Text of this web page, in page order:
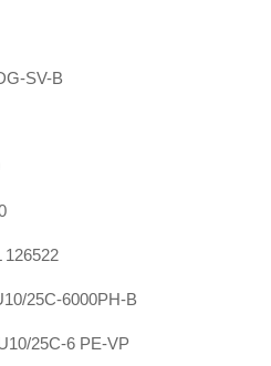
SV-B
126522
25C-6000PH-B
25C-6 PE-VP